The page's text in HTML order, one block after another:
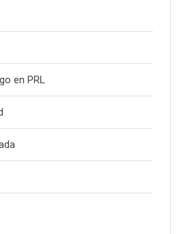
en PRL